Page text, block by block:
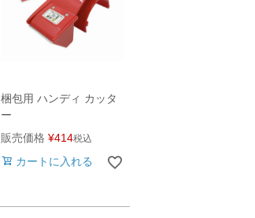
梱包用 ハンディ カッタ
ー
販売価格 ¥414税込
カートに入れる